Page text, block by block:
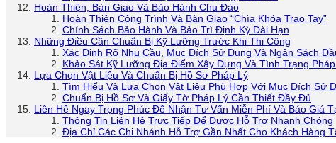
Hoàn Thiện, Bàn Giao Và Bảo Hành Chu Đáo
Hoàn Thiện Công Trình Và Bàn Giao “Chìa Khóa Trao Tay”
Chính Sách Bảo Hành Và Bảo Trì Định Kỳ Dài Hạn
Những Điều Cần Chuẩn Bị Kỹ Lưỡng Trước Khi Thi Công
Xác Định Rõ Nhu Cầu, Mục Đích Sử Dụng Và Ngân Sách
Khảo Sát Kỹ Lưỡng Địa Điểm Xây Dựng Và Tình Trạng
Lựa Chọn Vật Liệu Và Chuẩn Bị Hồ Sơ Pháp Lý
Tìm Hiểu Và Lựa Chọn Vật Liệu Phù Hợp Với Mục Đích Sử
Chuẩn Bị Hồ Sơ Và Giấy Tờ Pháp Lý Cần Thiết Đầy Đủ
Liên Hệ Ngay Trọng Phúc Để Nhận Tư Vấn Miễn Phí Và Báo Giá
Thông Tin Liên Hệ Trực Tiếp Để Được Hỗ Trợ Nhanh Chóng
Địa Chỉ Các Chi Nhánh Hỗ Trợ Gần Nhất Cho Khách Hàng